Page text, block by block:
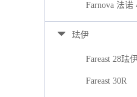
Farnova 法诺
珐伊
Fareast 28珐
Fareast 30R